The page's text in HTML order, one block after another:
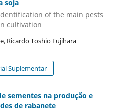
soja
of the main pests
cultivation
Ricardo Toshio Fujihara
Suplementar
sementes na produção e
de rabanete